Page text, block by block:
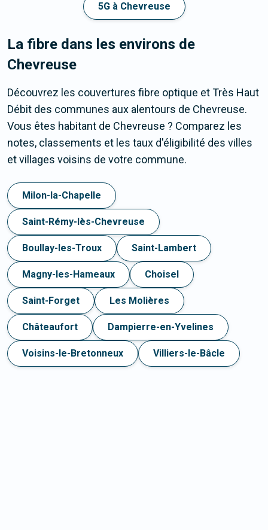
5G à Chevreuse
La fibre dans les environs de
Chevreuse
Découvrez les couvertures fibre optique et Très Haut
Débit des communes aux alentours de Chevreuse.
Vous êtes habitant de Chevreuse ? Comparez les
notes, classements et les taux d'éligibilité des villes
et villages voisins de votre commune.
Milon-la-Chapelle
Saint-Rémy-lès-Chevreuse
Boullay-les-Troux Saint-Lambert
Magny-les-Hameaux Choisel
Saint-Forget Les Molières
Châteaufort Dampierre-en-Yvelines
Voisins-le-Bretonneux Villiers-le-Bâcle